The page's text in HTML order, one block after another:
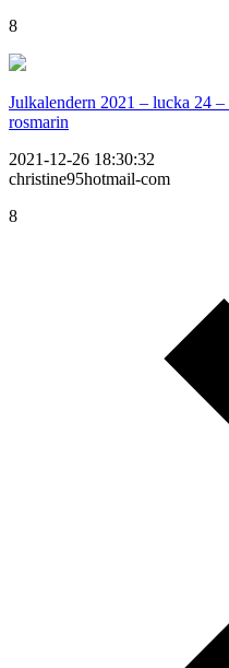
8
Julkalendern 2021 – lucka 24
rosmarin
2021-12-26 18:30:32
christine95hotmail-com
8